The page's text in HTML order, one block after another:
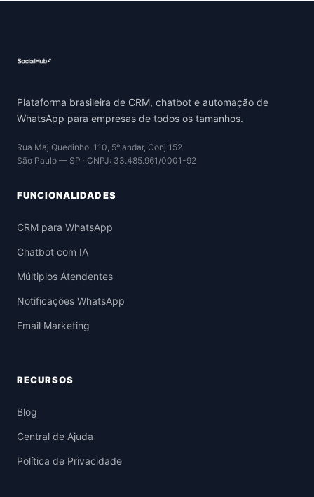
Plataforma brasileira de CRM, chatbot e automação de
WhatsApp para empresas de todos os tamanhos.
Rua Maj Quedinho, 110, 5º andar, Conj 152
São Paulo — SP · CNPJ: 33.485.961/0001-92
FUNCIONALIDADES
CRM para WhatsApp
Chatbot com IA
Múltiplos Atendentes
Notificações WhatsApp
Email Marketing
RECURSOS
Blog
Central de Ajuda
Política de Privacidade